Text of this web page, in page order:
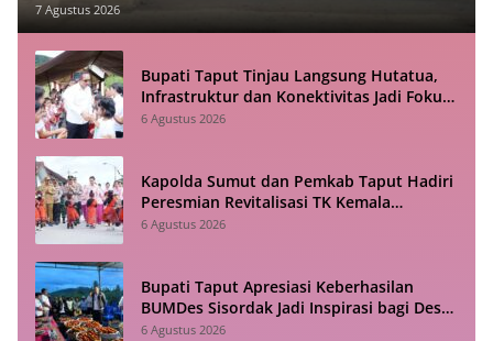
7 Agustus 2026
Bupati Taput Tinjau Langsung Hutatua,
Infrastruktur dan Konektivitas Jadi Fokus
Utama
6 Agustus 2026
Kapolda Sumut dan Pemkab Taput Hadiri
Peresmian Revitalisasi TK Kemala
Bhayangkari Tarutung
6 Agustus 2026
Bupati Taput Apresiasi Keberhasilan
BUMDes Sisordak Jadi Inspirasi bagi Desa
Lain
6 Agustus 2026